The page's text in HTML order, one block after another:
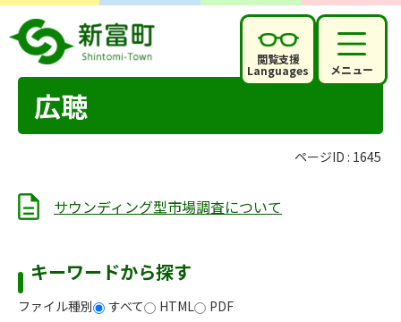
閲覧支援
Languages メニュー
広聴
ページID : 1645
サウンディング型市場調査について
キーワードから探す
ファイル種別 すべて HTML PDF